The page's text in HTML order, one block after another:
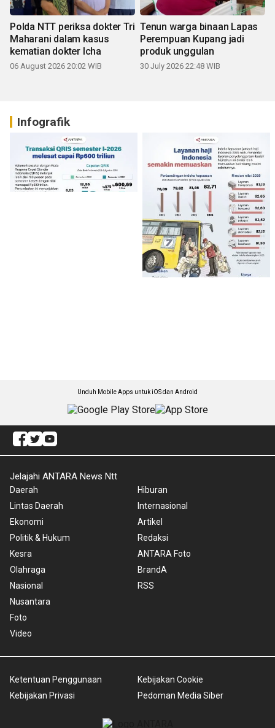
Polda NTT periksa dokter Tri
Maharani dalam kasus
kematian dokter Icha
06 August 2026 20:02 WIB
Tenun warga binaan Lapas
Perempuan Kupang jadi
produk unggulan
30 July 2026 22:48 WIB
Infografik
Unduh Mobile Apps untuk iOS dan Android
Jelajahi ANTARA News Ntt
Daerah
Lintas Daerah
Ekonomi
Politik & Hukum
Kesra
Olahraga
Nasional
Nusantara
Foto
Video
Hiburan
Internasional
Artikel
Redaksi
ANTARA Foto
BrandA
RSS
Ketentuan Penggunaan
Kebijakan Privasi
Kebijakan Cookie
Pedoman Media Siber